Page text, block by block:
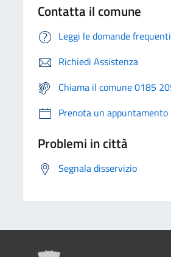
Contatta il comune
Leggi le domande frequenti
Richiedi Assistenza
Chiama il comune 0185
Prenota un appuntamento
Problemi in città
Segnala disservizio